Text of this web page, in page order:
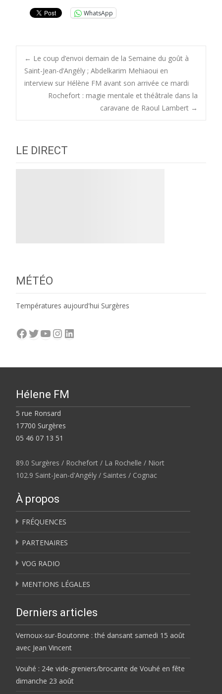
WhatsApp
Post
navigation
← Le coup d’envoi demain de la Semaine du goût à
Saint-Jean-d’Angély ; Abdelkarim Mehiaoui en
interview sur Hélène FM avant son arrivée ce mardi
Rochefort : magie mentale et théâtrale dans la
caravane de Raoul Lambert →
LE DIRECT
MÉTÉO
Températures aujourd'hui Surgères
Facebook
Twitter
YouTube
Instagram
LinkedIn
Hélene FM
5 rue Ronsard
17700 Surgères
05 46 07 13 51
89.0 Surgères / Rochefort / La Rochelle / Niort
102.9 Saint-Jean-d'Angély / Saintes / Cognac
À propos
FRÉQUENCES
PARTENAIRES
VOG RADIO
MENTIONS LÉGALES
Derniers articles
Vernoux-sur-Boutonne : thé dansant samedi 15 août
avec Jean Vincent
Vouhé : 24e vide-greniers/brocante de Vouhé en fête
dimanche 23 août